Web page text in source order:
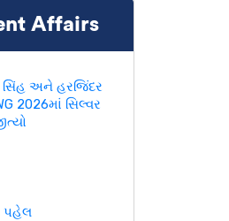
Affairs
સિંહ અને હરજિંદર
2026માં સિલ્વર
પહેલ